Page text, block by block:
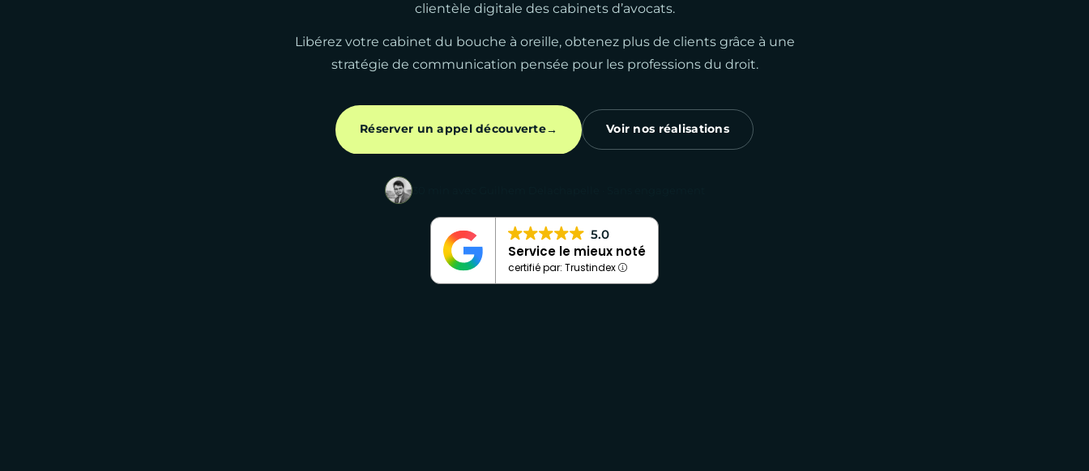
clientèle digitale des cabinets d’avocats.
Libérez votre cabinet du bouche à oreille, obtenez plus de clients grâce à une
stratégie de communication pensée pour les professions du droit.
Réserver un appel découverte→ Voir nos réalisations
30 min avec Guilhem Delachapelle · Sans engagement
5.0
Service le mieux noté
certifié par: Trustindex